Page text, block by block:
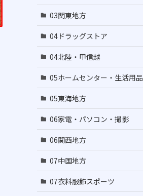
03関東地方
04ドラッグストア
04北陸・甲信越
05ホームセンター・生活用品
05東海地方
06家電・パソコン・撮影
06関西地方
07中国地方
07衣料服飾スポーツ